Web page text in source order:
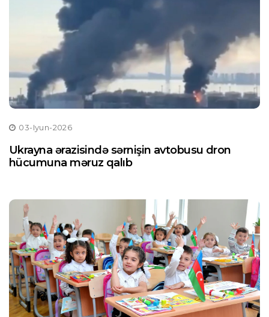
03-Iyun-2026
Ukrayna ərazisində sərnişin avtobusu dron
hücumuna məruz qalıb